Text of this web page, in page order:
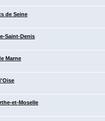
de Seine
Saint-Denis
Marne
et-Moselle